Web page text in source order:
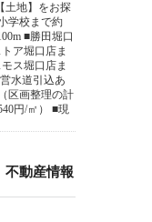
土地】をお探
学校まで約
■勝田堀口
ア堀口店ま
ス堀口店ま
水道引込あ
区画整理の計
円/㎡） ■現
不動産情報